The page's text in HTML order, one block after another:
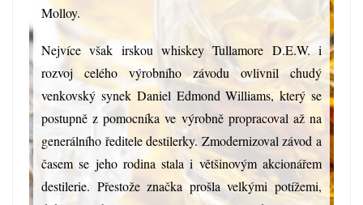
Molloy.
Nejvíce však irskou whiskey Tullamore D.E.W. i
rozvoj celého výrobního závodu ovlivnil chudý
venkovský synek Daniel Edmond Williams, který se
postupně z pomocníka ve výrobně propracoval až na
generálního ředitele destilerky. Zmodernizoval závod a
časem se jeho rodina stala i většinovým akcionářem
destilerie. Přestože značka prošla velkými potížemi,